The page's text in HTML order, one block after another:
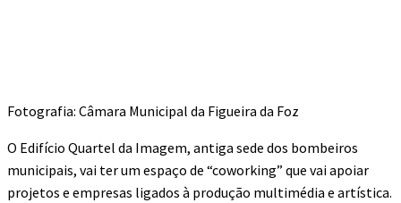
Fotografia: Câmara Municipal da Figueira da Foz
O Edifício Quartel da Imagem, antiga sede dos bombeiros
municipais, vai ter um espaço de “coworking” que vai apoiar
projetos e empresas ligados à produção multimédia e artística.